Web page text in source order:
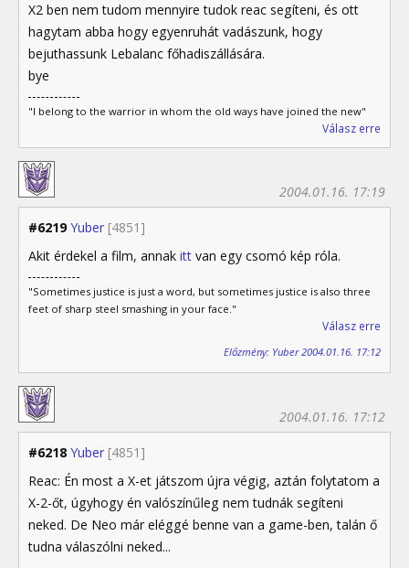
X2 ben nem tudom mennyire tudok reac segíteni, és ott
hagytam abba hogy egyenruhát vadászunk, hogy
bejuthassunk Lebalanc főhadiszállására.
bye
"I belong to the warrior in whom the old ways have joined the new"
Válasz erre
#6219 Yuber [4851]
2004.01.16. 17:19
Akit érdekel a film, annak itt van egy csomó kép róla.
"Sometimes justice is just a word, but sometimes justice is also three
feet of sharp steel smashing in your face."
Válasz erre
Előzmény: Yuber 2004.01.16. 17:12
#6218 Yuber [4851]
2004.01.16. 17:12
Reac: Én most a X-et játszom újra végig, aztán folytatom a
X-2-őt, úgyhogy én valószínűleg nem tudnák segíteni
neked. De Neo már eléggé benne van a game-ben, talán ő
tudna válaszólni neked...